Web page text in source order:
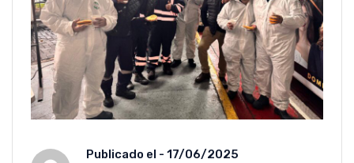
Publicado el - 17/06/2025